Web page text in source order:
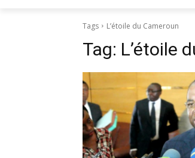
Tags L’étoile du Cameroun
Tag: L’étoile